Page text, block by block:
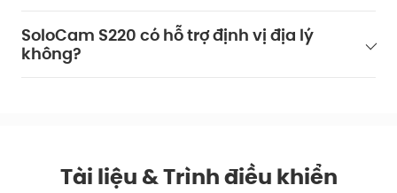
SoloCam S220 có hỗ trợ định vị địa lý
không?
Tài liệu & Trình điều khiển